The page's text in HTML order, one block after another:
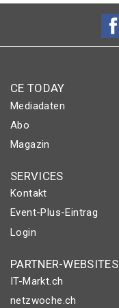
CE TODAY
Mediadaten
Abo
Magazin
SERVICES
Kontakt
Event-Plus-Eintrag
Login
PARTNER-WEBSITES
IT-Markt.ch
netzwoche.ch